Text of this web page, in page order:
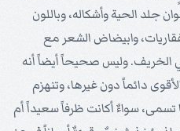
جلد الحية وأشكاله، وباللون
وابيضاض الشعر مع
الخريف. وليس صحيحاً أيضاً أنه
دائماً دون غيرها، وتنهزم
سواءٌ أكانت ظرفاً سعيداً أم